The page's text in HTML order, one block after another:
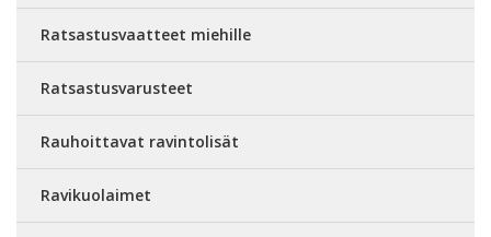
Ratsastusvaatteet miehille
Ratsastusvarusteet
Rauhoittavat ravintolisät
Ravikuolaimet